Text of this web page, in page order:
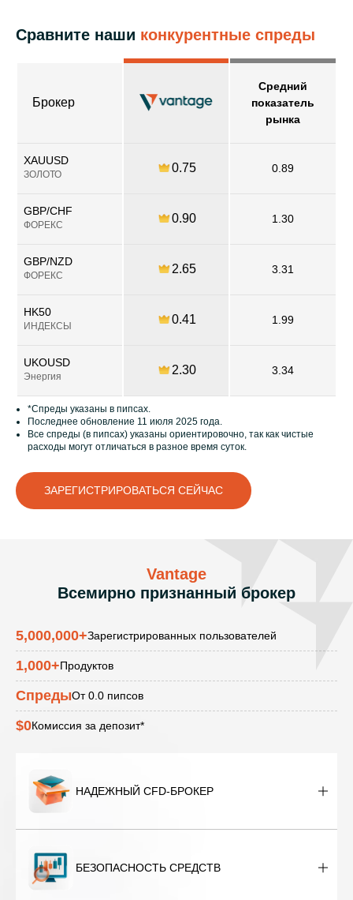
Сравните наши конкурентные спреды
Брокер
Средний
показатель
рынка
XAUUSD
ЗОЛОТО 0.75 0.89
GBP/CHF
ФОРЕКС 0.90 1.30
GBP/NZD
ФОРЕКС 2.65 3.31
HK50
ИНДЕКСЫ 0.41 1.99
UKOUSD
Энергия 2.30 3.34
*Спреды указаны в пипсах.
Последнее обновление 11 июля 2025 года.
Все спреды (в пипсах) указаны ориентировочно, так как чистые
расходы могут отличаться в разное время суток.
ЗАРЕГИСТРИРОВАТЬСЯ СЕЙЧАС
Vantage
Всемирно признанный брокер
5,000,000+Зарегистрированных пользователей
1,000+Продуктов
СпредыОт 0.0 пипсов
$0Комиссия за депозит*
НАДЕЖНЫЙ CFD-БРОКЕР
БЕЗОПАСНОСТЬ СРЕДСТВ